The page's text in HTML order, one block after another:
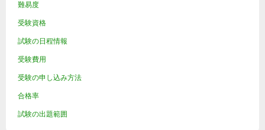
難易度
受験資格
試験の日程情報
受験費用
受験の申し込み方法
合格率
試験の出題範囲